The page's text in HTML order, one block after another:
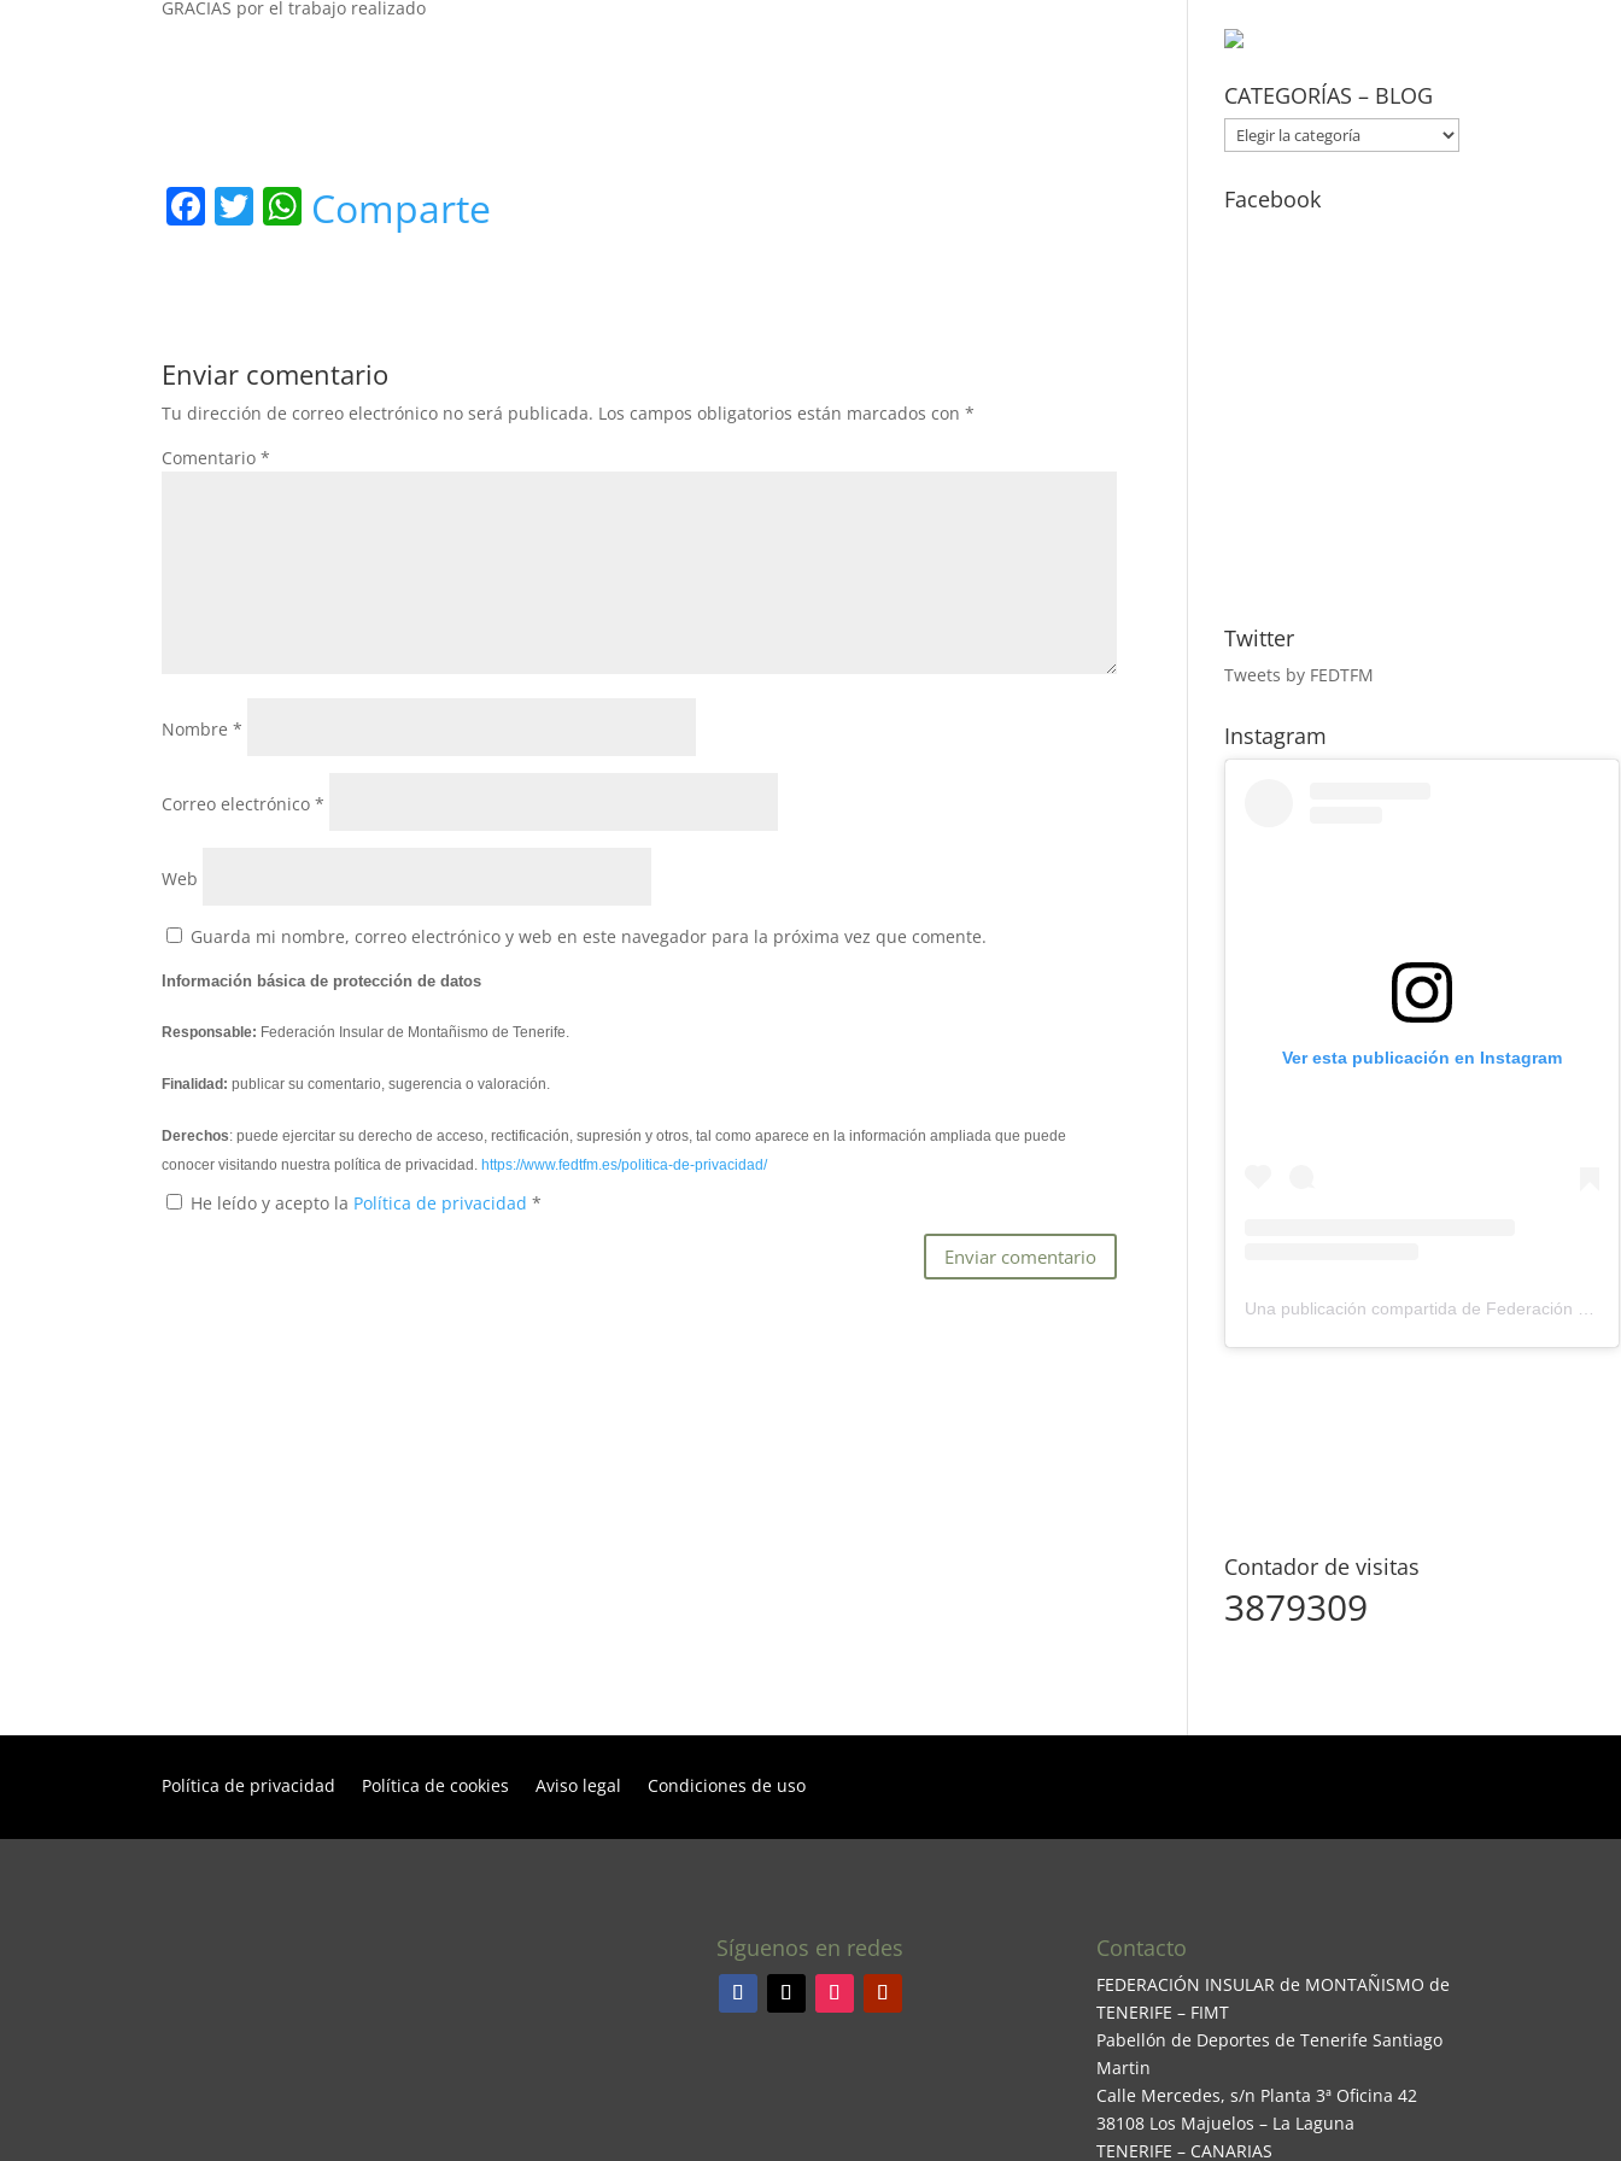
GRACIAS por el trabajo realizado
F
b
o
o
k
T W
A
p
p
Comparte
Enviar comentario
Tu dirección de correo electrónico no será publicada. Los campos obligatorios están marcados con*
Comentario*
Nombre*
Correo electrónico*
Web
Guarda mi nombre, correo electrónico y web en este navegador para la próxima vez que comente.
Información básica de protección de datos
Responsable: Federación Insular de Montañismo de Tenerife.
Finalidad: publicar su comentario, sugerencia o valoración.
Derechos: puede ejercitar su derecho de acceso, rectificación, supresión y otros, tal como aparece en la información ampliada que puede
conocer visitando nuestra política de privacidad. https://www.fedtfm.es/politica-de-privacidad/
He leído y acepto la Política de privacidad*
CATEGORÍAS – BLOG
CATEGORÍAS
–
BLOG
Facebook
Twitter
Tweets by FEDTFM
Instagram
Ver esta publicación en Instagram
Contador de visitas
3879309
Política de privacidad Política de cookies Aviso legal Condiciones de uso
Síguenos en redes Contacto
FEDERACIÓN INSULAR de MONTAÑISMO de
TENERIFE – FIMT
Pabellón de Deportes de Tenerife Santiago
Martin
Calle Mercedes, s/n Planta 3ª Oficina 42
38108 Los Majuelos – La Laguna
TENERIFE – CANARIAS